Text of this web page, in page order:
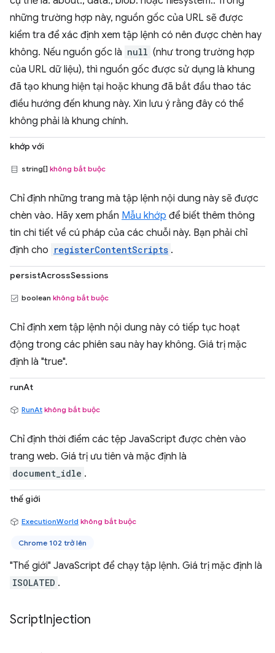
những trường hợp này, nguồn gốc của URL sẽ được
kiểm tra để xác định xem tập lệnh có nên được chèn hay
không. Nếu nguồn gốc là null (như trong trường hợp
của URL dữ liệu), thì nguồn gốc được sử dụng là khung
đã tạo khung hiện tại hoặc khung đã bắt đầu thao tác
điều hướng đến khung này. Xin lưu ý rằng đây có thể
không phải là khung chính.
khớp với
string[] không bắt buộc
Chỉ định những trang mà tập lệnh nội dung này sẽ được
chèn vào. Hãy xem phần Mẫu khớp để biết thêm thông
tin chi tiết về cú pháp của các chuỗi này. Bạn phải chỉ
định cho registerContentScripts .
persistAcrossSessions
boolean không bắt buộc
Chỉ định xem tập lệnh nội dung này có tiếp tục hoạt
động trong các phiên sau này hay không. Giá trị mặc
định là "true".
runAt
RunAt không bắt buộc
Chỉ định thời điểm các tệp JavaScript được chèn vào
trang web. Giá trị ưu tiên và mặc định là
document_idle .
thế giới
ExecutionWorld không bắt buộc
Chrome 102 trở lên
"Thế giới" JavaScript để chạy tập lệnh. Giá trị mặc định là
ISOLATED .
ScriptInjection